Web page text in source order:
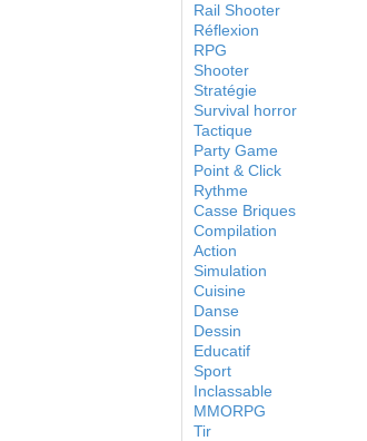
Rail Shooter
Réflexion
RPG
Shooter
Stratégie
Survival horror
Tactique
Party Game
Point & Click
Rythme
Casse Briques
Compilation
Action
Simulation
Cuisine
Danse
Dessin
Educatif
Sport
Inclassable
MMORPG
Tir